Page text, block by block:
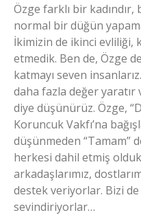
Özge farklı bir
normal bir düğün
İkimizin de ikinci evliliği,
etmedik. Ben de, Özge
katmayı seven
daha fazla değer yaratır
diye düşünürüz. Özge,
Koruncuk Vakfı’na
düşünmeden “Tamam”
herkesi dahil etmiş
arkadaşlarımız,
destek veriyorlar. Bizi
sevindiriyorlar…